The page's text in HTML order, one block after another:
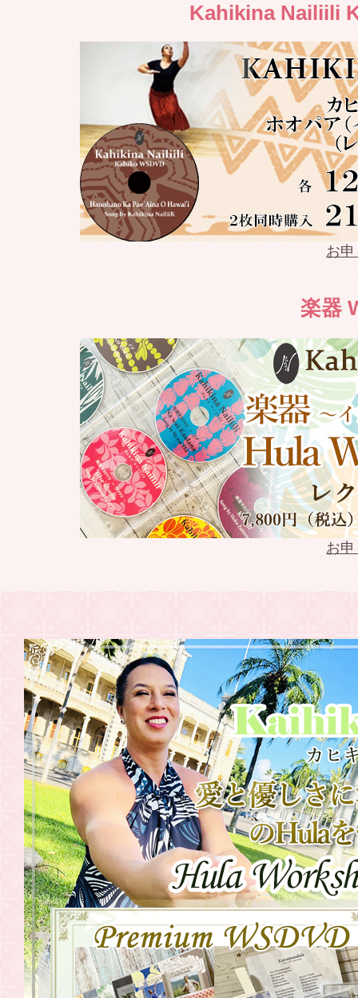
2022.04.10 Weldon
2022.04.03 Weldon
2022.04.02 Weldon
2022.03.27 Weldon
2022.03.26 Weldon
2022.03.21 Weldon
2022.03.13 Weldon
2022.03.13 Keoki
2022.03.12 Keoki
2022.02.10 keoki
模範演技
2021.08.23 WSDVD
2021.07.31 WSDVD
2021.07.30
20201年
中国・関西
2021.07.30
20201年
関東〉
2021.06.19 WSDVD「
2021.06.17 東京・横
2021.06.17 6月26日（
Kahikina Nailiili
お
楽器
お